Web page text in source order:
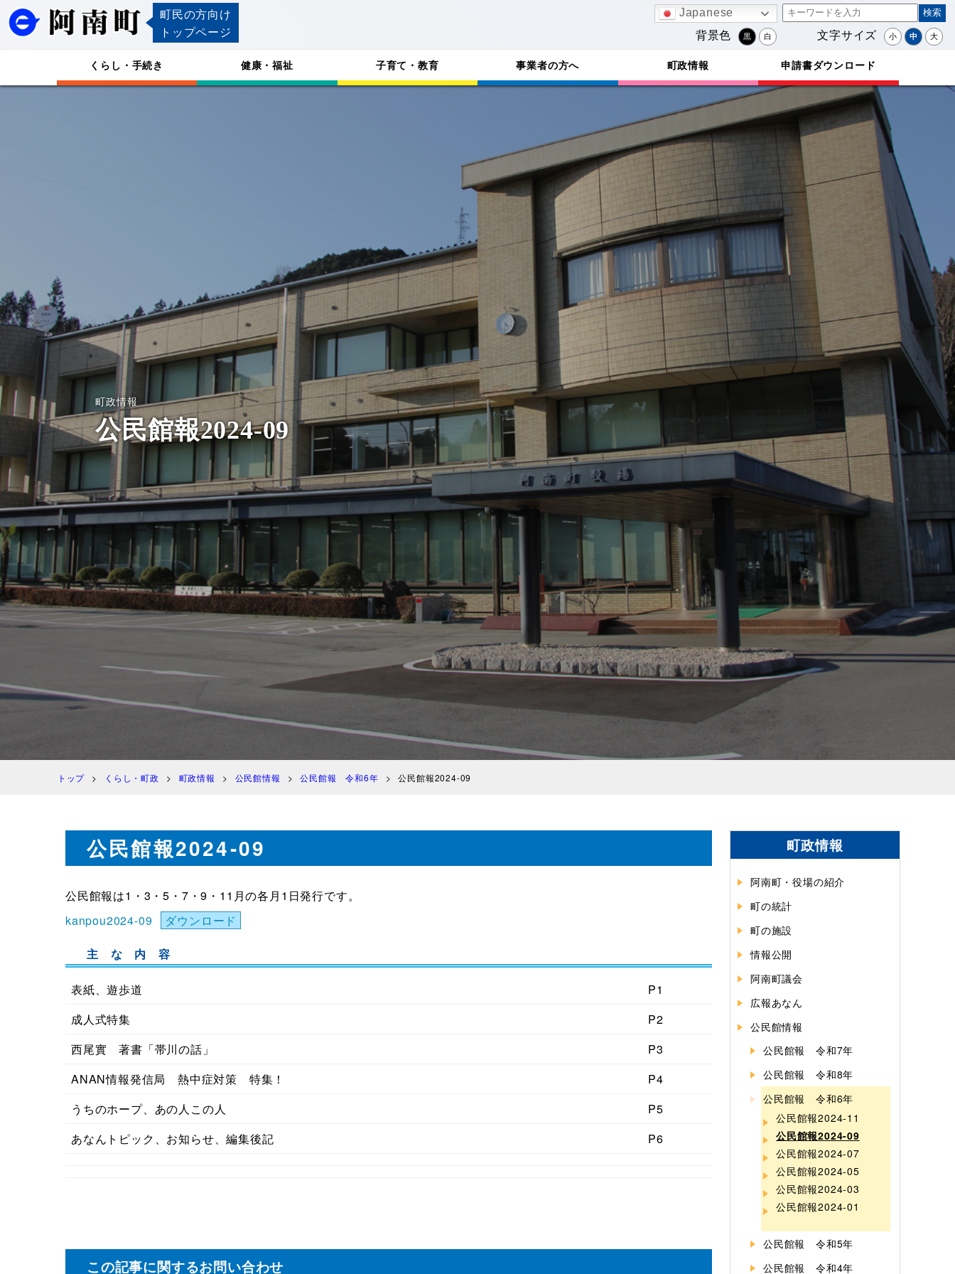
町民の方向け
トップページ
Japanese
背景色 黒 白 文字サイズ 小 中 大
くらし・手続き 健康・福祉 子育て・教育 事業者の方へ 町政情報 申請書ダウンロード
町政情報
公民館報2024-09
トップ くらし・町政 町政情報 公民館情報 公民館報 令和6年 公民館報2024-09
公民館報2024-09
公民館報は1・3・5・7・9・11月の各月1日発行です。
kanpou2024-09
ダウンロード
主 な 内 容
表紙、遊歩道
P1
成人式特集
P2
西尾實 著書「帯川の話」
P3
ANAN情報発信局 熱中症対策 特集！
P4
うちのホープ、あの人この人
P5
あなんトピック、お知らせ、編集後記
P6
この記事に関するお問い合わせ
町政情報
阿南町・役場の紹介
町の統計
町の施設
情報公開
阿南町議会
広報あなん
公民館情報
公民館報 令和7年
公民館報 令和8年
公民館報 令和6年
公民館報2024-11
公民館報2024-09
公民館報2024-07
公民館報2024-05
公民館報2024-03
公民館報2024-01
公民館報 令和5年
公民館報 令和4年